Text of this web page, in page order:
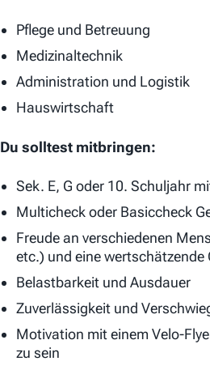
Pflege und Betreuung
Medizinaltechnik
Administration und Logistik
Hauswirtschaft
Du solltest mitbringen:
Sek. E, G oder 10. Schuljahr
Multicheck oder Basiccheck
Freude an verschiedenen
etc.) und eine wertschätzende
Belastbarkeit und Ausdauer
Zuverlässigkeit und
Motivation mit einem Velo-
zu sein